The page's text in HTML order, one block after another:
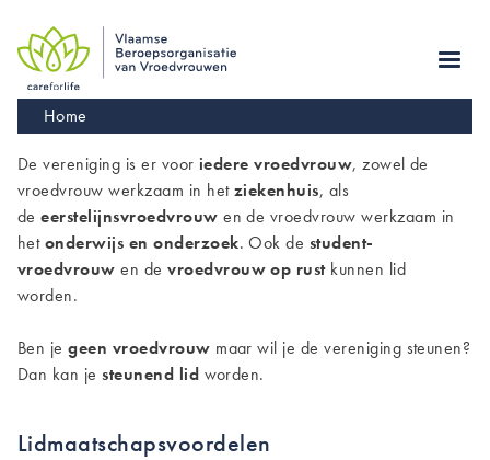
main
navigation
Kruimelpad
Home
De vereniging is er voor iedere vroedvrouw, zowel de
vroedvrouw werkzaam in hetziekenhuis, als
deeerstelijnsvroedvrouw en de vroedvrouw werkzaam in
hetonderwijs en onderzoek. Ook de student-
vroedvrouw en devroedvrouw op rust kunnen lid
worden.
Ben jegeen vroedvrouw maar wil je de vereniging steunen?
Dan kan jesteunend lid worden.
Lidmaatschapsvoordelen